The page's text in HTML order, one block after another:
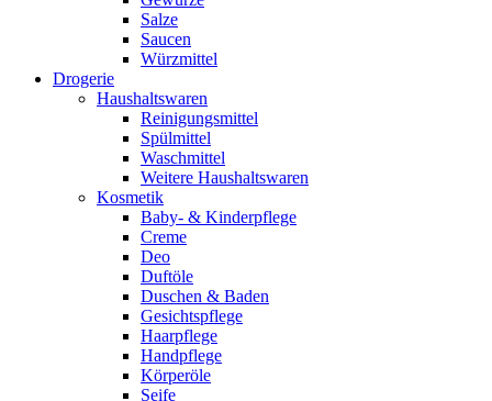
Salze
Saucen
Würzmittel
Drogerie
Haushaltswaren
Reinigungsmittel
Spülmittel
Waschmittel
Weitere Haushaltswaren
Kosmetik
Baby- & Kinderpflege
Creme
Deo
Duftöle
Duschen & Baden
Gesichtspflege
Haarpflege
Handpflege
Körperöle
Seife